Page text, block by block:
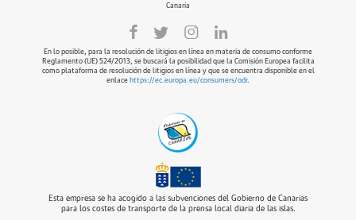
Canaria
En lo posible, para la resolución de litigios en línea en materia de consumo conforme
Reglamento (UE) 524/2013, se buscará la posibilidad que la Comisión Europea facilita
como plataforma de resolución de litigios en línea y que se encuentra disponible en el
enlace https://ec.europa.eu/consumers/odr.
Esta empresa se ha acogido a las subvenciones del Gobierno de Canarias
para los costes de transporte de la prensa local diaria de las islas.